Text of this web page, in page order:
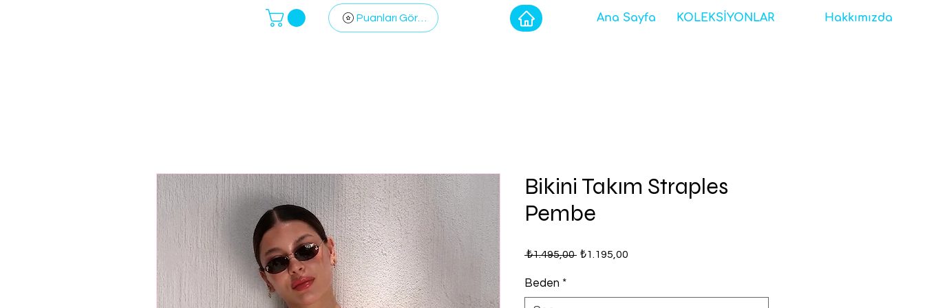
Ana Sayfa KOLEKSİYONLAR Hakkımızda
Bikini Takım Straples
Pembe
₺1.495,00 Normal
₺1.195,00
Beden *